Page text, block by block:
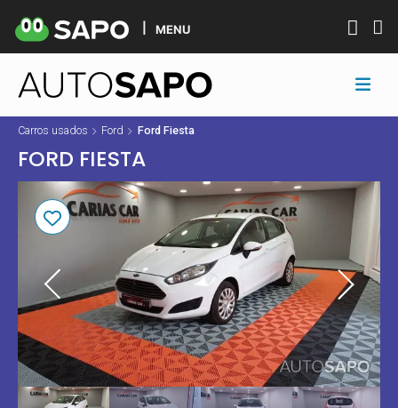
MENU
Carros usados Ford Ford Fiesta
FORD FIESTA